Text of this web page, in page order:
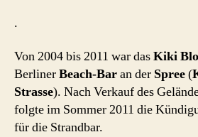
.
Von 2004 bis 2011 war dasKiki
BerlinerBeach-Baran der Spree(
Strasse). Nach Verkauf des
folgte im Sommer 2011 die
für die Strandbar.